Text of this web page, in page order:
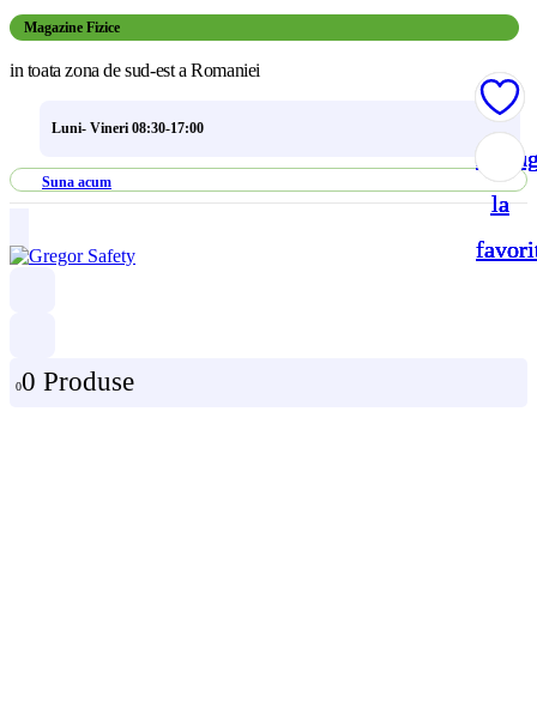
Magazine Fizice
in toata zona de sud-est a Romaniei
Luni- Vineri 08:30-17:00
Suna acum
00 Produse
la
la
la
la